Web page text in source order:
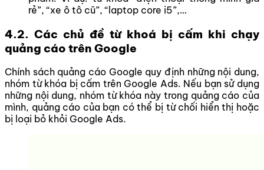
rẻ”, “xe ô tô cũ”, “laptop core i5”,…
4.2. Các chủ đề từ khoá bị cấm khi chạy
quảng cáo trên Google
Chính sách quảng cáo Google quy định những nội dung,
nhóm từ khóa bị cấm trên Google Ads. Nếu bạn sử dụng
những nội dung, nhóm từ khóa này trong quảng cáo của
mình, quảng cáo của bạn có thể bị từ chối hiển thị hoặc
bị loại bỏ khỏi Google Ads.